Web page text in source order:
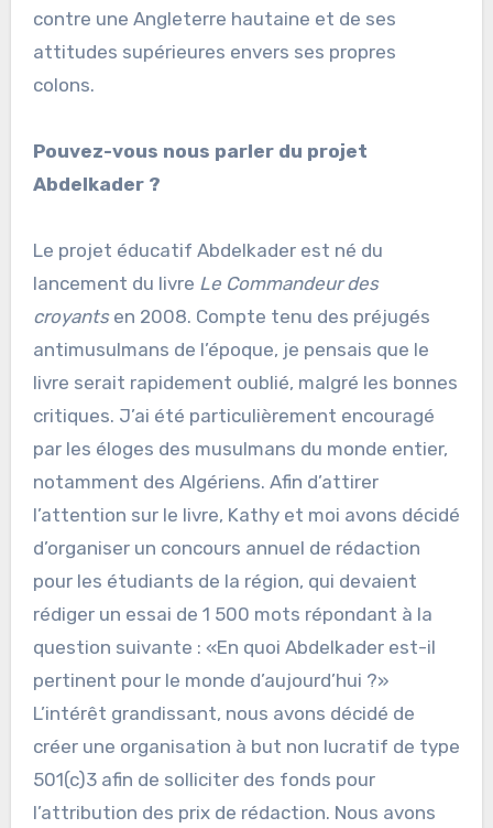
contre une Angleterre hautaine et de ses
attitudes supérieures envers ses propres
colons.
Pouvez-vous nous parler du projet
Abdelkader ?
Le projet éducatif Abdelkader est né du
lancement du livre Le Commandeur des
croyantsen 2008. Compte tenu des préjugés
antimusulmans de l’époque, je pensais que le
livre serait rapidement oublié, malgré les bonnes
critiques. J’ai été particulièrement encouragé
par les éloges des musulmans du monde entier,
notamment des Algériens. Afin d’attirer
l’attention sur le livre, Kathy et moi avons décidé
d’organiser un concours annuel de rédaction
pour les étudiants de la région, qui devaient
rédiger un essai de 1 500 mots répondant à la
question suivante : «En quoi Abdelkader est-il
pertinent pour le monde d’aujourd’hui ?»
L’intérêt grandissant, nous avons décidé de
créer une organisation à but non lucratif de type
501(c)3 afin de solliciter des fonds pour
l’attribution des prix de rédaction. Nous avons